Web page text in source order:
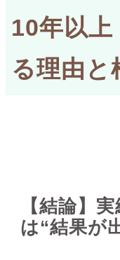
10年以
る理由と
【結論】
は“結果が